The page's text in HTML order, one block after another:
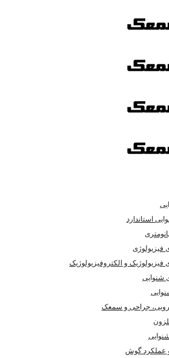
استاندارد
و الکتروفیزیولوژیک
شنوایی
جراحی و سمعک
عملکرد گوش